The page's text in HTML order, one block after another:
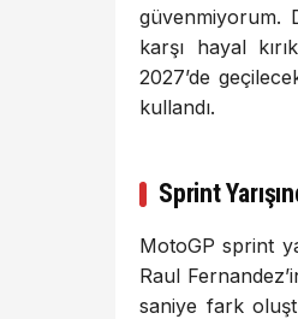
güvenmiyorum.
karşı hayal
2027’de
kullandı.
Sprint
MotoGP sprint
Raul
saniye fark